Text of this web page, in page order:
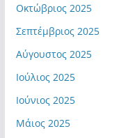
Οκτώβριος 2025
Σεπτέμβριος 2025
Αύγουστος 2025
Ιούλιος 2025
Ιούνιος 2025
Μάιος 2025